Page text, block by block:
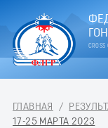
CROSS
ГЛАВНАЯ /
17-25 МАРТА 2023